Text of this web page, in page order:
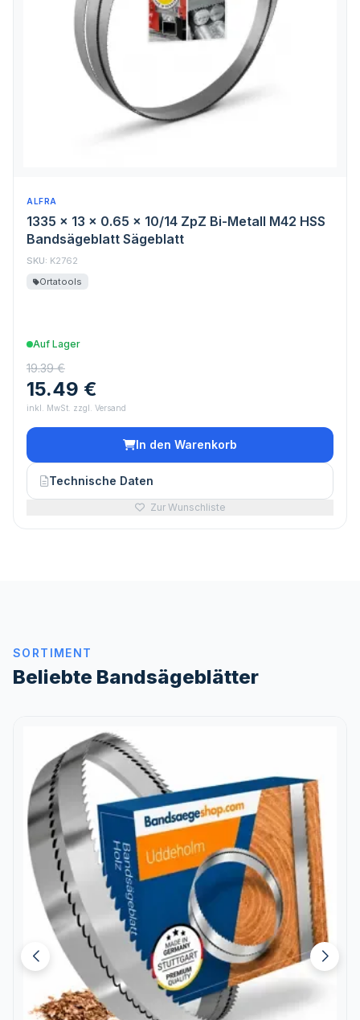
ALFRA
1335 x 13 x 0.65 x 10/14 ZpZ Bi-Metall M42 HSS
Bandsägeblatt Sägeblatt
SKU: K2762
Ortatools
Auf Lager
19.39 €
15.49 €
inkl. MwSt. zzgl. Versand
In den Warenkorb
Technische Daten
Zur Wunschliste
SORTIMENT
Beliebte Bandsägeblätter